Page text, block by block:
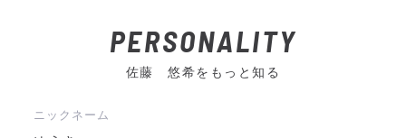
PERSONALITY
佐藤 悠希をもっと知る
ニックネーム